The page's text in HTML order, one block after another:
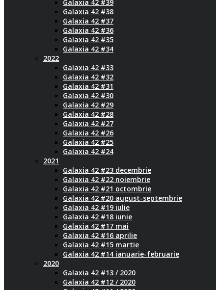
Galaxia 42 #39
Galaxia 42 #38
Galaxia 42 #37
Galaxia 42 #36
Galaxia 42 #35
Galaxia 42 #34
2022
Galaxia 42 #33
Galaxia 42 #32
Galaxia 42 #31
Galaxia 42 #30
Galaxia 42 #29
Galaxia 42 #28
Galaxia 42 #27
Galaxia 42 #26
Galaxia 42 #25
Galaxia 42 #24
2021
Galaxia 42 #23 decembrie
Galaxia 42 #22 noiembrie
Galaxia 42 #21 octombrie
Galaxia 42 #20 august-septembrie
Galaxia 42 #19 iulie
Galaxia 42 #18 iunie
Galaxia 42 #17 mai
Galaxia 42 #16 aprilie
Galaxia 42 #15 martie
Galaxia 42 #14 ianuarie-februarie
2020
Galaxia 42 #13 / 2020
Galaxia 42 #12 / 2020